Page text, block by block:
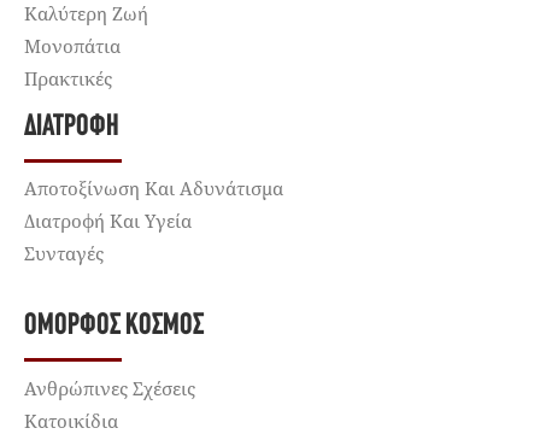
Καλύτερη Ζωή
Μονοπάτια
Πρακτικές
ΔΙΑΤΡΟΦΉ
Αποτοξίνωση Και Αδυνάτισμα
Διατροφή Και Υγεία
Συνταγές
ΌΜΟΡΦΟΣ ΚΌΣΜΟΣ
Ανθρώπινες Σχέσεις
Κατοικίδια